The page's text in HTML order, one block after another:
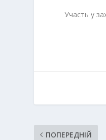
Участь у
ПОПЕРЕДНІЙ